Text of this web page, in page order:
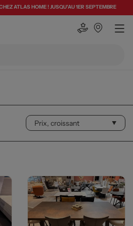
ATLAS HOME ! JUSQU'AU 1ER SEPTEMBRE